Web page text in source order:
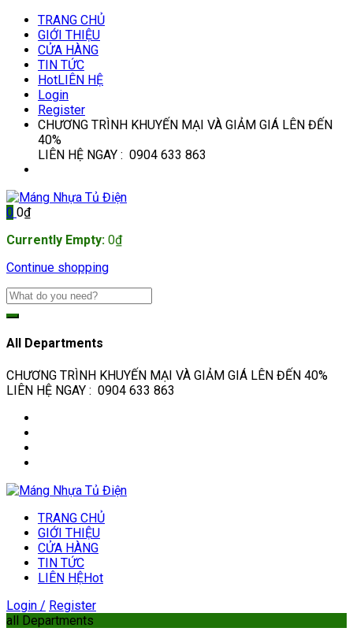
TRANG CHỦ
GIỚI THIỆU
CỬA HÀNG
TIN TỨC
HotLIÊN HỆ
Login
Register
CHƯƠNG TRÌNH KHUYẾN MẠI VÀ GIẢM GIÁ LÊN ĐẾN
40%
LIÊN HỆ NGAY : 0904 633 863
0 0₫
Currently Empty: 0₫
Continue shopping
All Departments
CHƯƠNG TRÌNH KHUYẾN MẠI VÀ GIẢM GIÁ LÊN ĐẾN 40%
LIÊN HỆ NGAY : 0904 633 863
TRANG CHỦ
GIỚI THIỆU
CỬA HÀNG
TIN TỨC
LIÊN HỆHot
Login / Register
all Departments